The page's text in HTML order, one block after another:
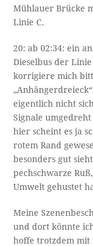
Mühlauer Brücke
Linie C.
20: ab 02:34: ein
Dieselbus der
korrigiere mich
eigentlich nicht
Signale
hier scheint es ja
rotem Rand
besonders gut
pechschwarze
Umwelt gehustet
Meine
und dort könnte
hoffe trotzdem mit